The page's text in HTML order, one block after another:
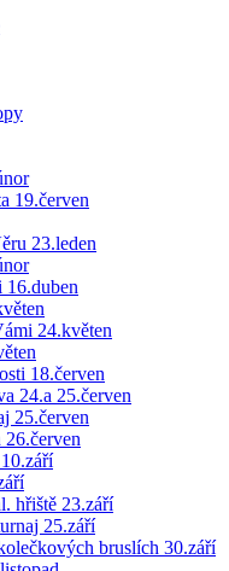
19.červen
23.leden
16.duben
24.květen
18.červen
24.a 25.červen
25.červen
hřiště 23.září
25.září
bruslích 30.září